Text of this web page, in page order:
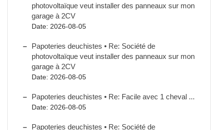
photovoltaïque veut installer des panneaux sur mon
garage à 2CV
Date: 2026-08-05
Papoteries deuchistes • Re: Société de
photovoltaïque veut installer des panneaux sur mon
garage à 2CV
Date: 2026-08-05
Papoteries deuchistes • Re: Facile avec 1 cheval ...
Date: 2026-08-05
Papoteries deuchistes • Re: Société de